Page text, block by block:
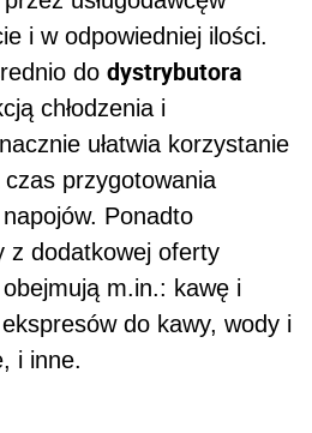
i w odpowiedniej ilości.
do dystrybutora
chłodzenia i
ułatwia korzystanie
przygotowania
Ponadto
z dodatkowej oferty
m.in.: kawę i
do kawy, wody i
i inne.